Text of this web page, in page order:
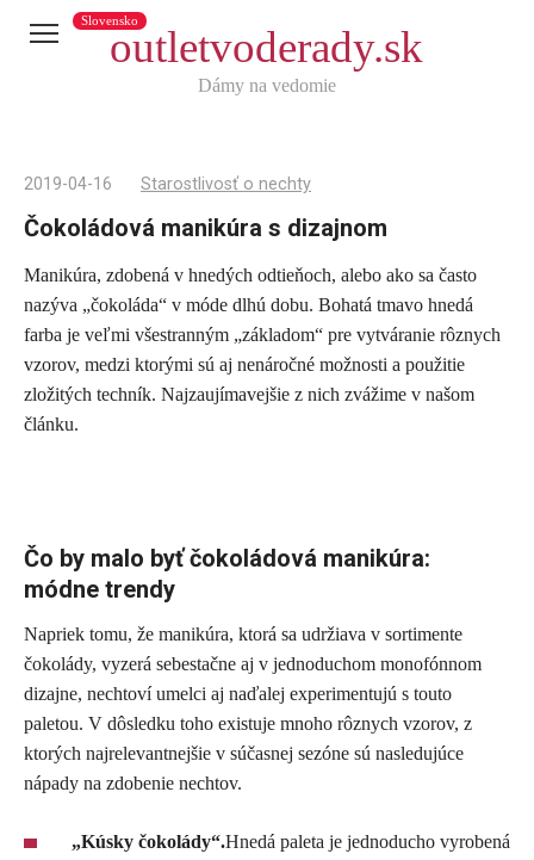
outletvoderady.sk
Slovensko
Dámy na vedomie
2019-04-16 Starostlivosť o nechty
Čokoládová manikúra s dizajnom
Manikúra, zdobená v hnedých odtieňoch, alebo ako sa často
nazýva „čokoláda“ v móde dlhú dobu. Bohatá tmavo hnedá
farba je veľmi všestranným „základom“ pre vytváranie rôznych
vzorov, medzi ktorými sú aj nenáročné možnosti a použitie
zložitých techník. Najzaujímavejšie z nich zvážime v našom
článku.
Čo by malo byť čokoládová manikúra:
módne trendy
Napriek tomu, že manikúra, ktorá sa udržiava v sortimente
čokolády, vyzerá sebestačne aj v jednoduchom monofónnom
dizajne, nechtoví umelci aj naďalej experimentujú s touto
paletou. V dôsledku toho existuje mnoho rôznych vzorov, z
ktorých najrelevantnejšie v súčasnej sezóne sú nasledujúce
nápady na zdobenie nechtov.
„Kúsky čokolády“.Hnedá paleta je jednoducho vyrobená
Telegram
reddit
Tumblr